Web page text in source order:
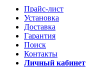
Прайс-лист
Установка
Доставка
Гарантия
Поиск
Контакты
Личный кабинет